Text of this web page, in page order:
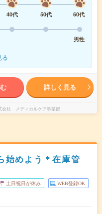
40代 50代
60代
男性
る
詳しく見る
会社 メディカルケア事業部
始めよう＊在庫管
土日祝日が休み WEB登録OK